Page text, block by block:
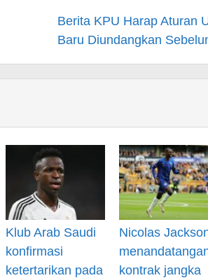
Berita KPU Harap Aturan
Baru Diundangkan
Klub Arab Saudi
konfirmasi
ketertarikan pada
Nicolas
kontrak jangka